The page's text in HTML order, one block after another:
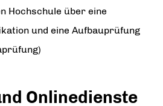
Hochschule über eine
und eine Aufbauprüfung
Onlinedienste